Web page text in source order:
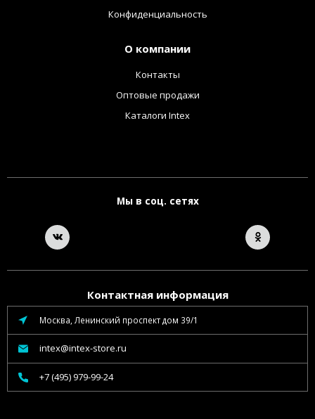
Конфиденциальность
О компании
Контакты
Оптовые продажи
Каталоги Intex
Мы в соц. сетях
Контактная информация
Москва, Ленинский проспект дом 39/1
intex@intex-store.ru
+7 (495) 979-99-24